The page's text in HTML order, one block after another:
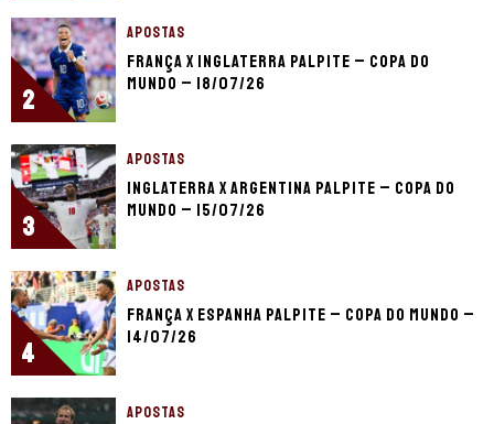
2
APOSTAS
França x Inglaterra palpite – Copa do
Mundo – 18/07/26
3
APOSTAS
Inglaterra x Argentina palpite – Copa do
Mundo – 15/07/26
4
APOSTAS
França x Espanha palpite – Copa do Mundo –
14/07/26
APOSTAS